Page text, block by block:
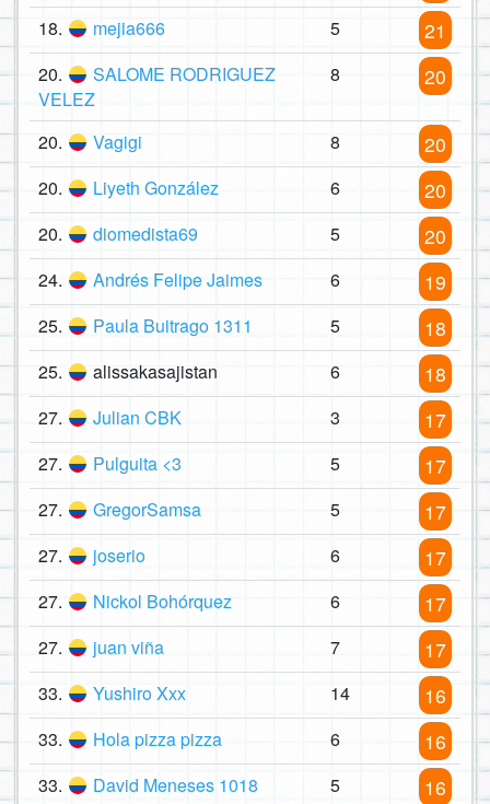
18. mejia666 5 21
20.
SALOME RODRIGUEZ
VELEZ
8 20
20. Vagigi 8 20
20. Liyeth González 6 20
20. diomedista69 5 20
24. Andrés Felipe Jaimes 6 19
25. Paula Buitrago 1311 5 18
25. alissakasajistan 6 18
27. Julian CBK 3 17
27. Pulguita <3 5 17
27. GregorSamsa 5 17
27. joserio 6 17
27. Nickol Bohórquez 6 17
27. juan viña 7 17
33. Yushiro Xxx 14 16
33. Hola pizza pizza 6 16
33. David Meneses 1018 5 16